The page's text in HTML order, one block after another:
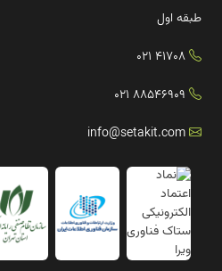
طبقه اول
41708 021
88546909 021
info@setakit.com